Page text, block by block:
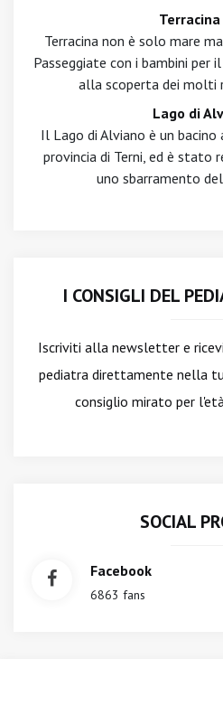
Terracina non è solo mare
Passeggiate con i bambini per
alla scoperta dei molti
Lago di
Il Lago di Alviano è un
provincia di Terni, ed è stato
uno sbarramento
I CONSIGLI DEL
Iscriviti alla newslettere
pediatra direttamente nella
consiglio mirato per
SOCIAL
Facebook
6863 fans